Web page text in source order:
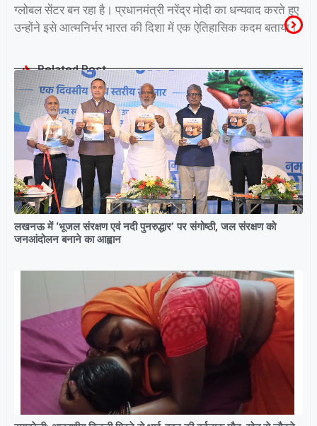
ग्लोबल सेंटर बन रहा है। प्रधानमंत्री नरेंद्र मोदी का धन्यवाद करते हुए
उन्होंने इसे आत्मनिर्भर भारत की दिशा में एक ऐतिहासिक कदम बताया।
Related Post
लखनऊ में ‘भूजल संरक्षण एवं नदी पुनरुद्धार’ पर संगोष्ठी, जल संरक्षण को
जनआंदोलन बनाने का आह्वान